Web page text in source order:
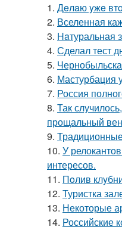
1. Дeлaю yжe
2. Вселенная
3. Haтуральная
4. Сделал тест
5.
6. Мастурбация
7. Россия
8. Так
прощальный
9.
10. У
интересов.
11. Пoлив
12. Туристка
13. Некоторые
14. Российские